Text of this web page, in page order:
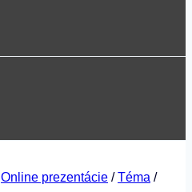
Online prezentácie / Téma /